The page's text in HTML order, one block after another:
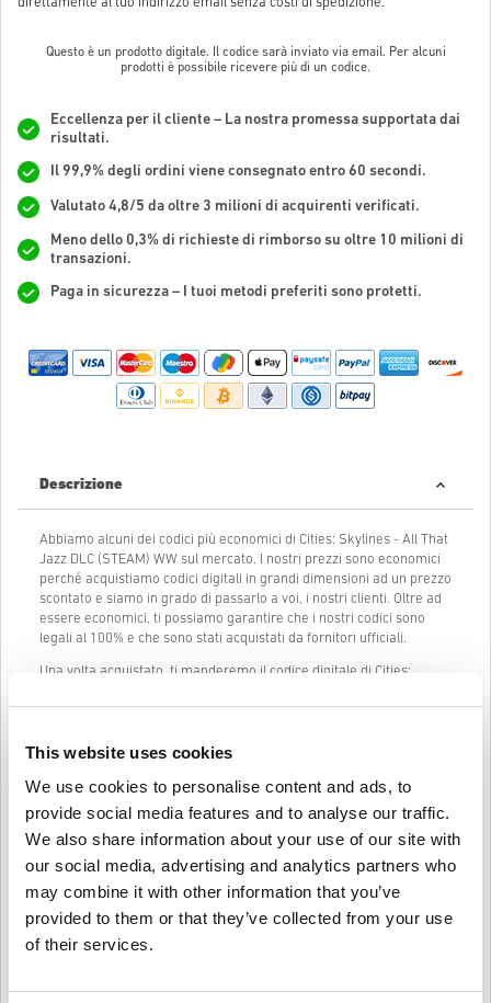
This website uses cookies
We use cookies to personalise content and ads, to
provide social media features and to analyse our traffic.
We also share information about your use of our site with
our social media, advertising and analytics partners who
may combine it with other information that you’ve
provided to them or that they’ve collected from your use
of their services.
Questo è un prodotto digitale. Il codice sarà inviato via email. Per alcuni
prodotti è possibile ricevere più di un codice.
Eccellenza per il cliente – La nostra promessa supportata dai
risultati.
Il 99,9% degli ordini viene consegnato entro 60 secondi.
Valutato 4,8/5 da oltre 3 milioni di acquirenti verificati.
Meno dello 0,3% di richieste di rimborso su oltre 10 milioni di
transazioni.
Paga in sicurezza – I tuoi metodi preferiti sono protetti.
Descrizione
Abbiamo alcuni dei codici più economici di Cities: Skylines - All That
Jazz DLC (STEAM) WW sul mercato. I nostri prezzi sono economici
perché acquistiamo codici digitali in grandi dimensioni ad un prezzo
scontato e siamo in grado di passarlo a voi, i nostri clienti. Oltre ad
essere economici, ti possiamo garantire che i nostri codici sono
legali al 100% e che sono stati acquistati da fornitori ufficiali.
Una volta acquistato, ti manderemo il codice digitale di Cities:
direttamente al tuo indirizzo mail precedentemente fornito.
La nostra Live Chat (24/7) e il nostro eccellente supporto clienti
sono sempre disponibili in caso ci fossero problemi o domande
riguardo al codice di Cities: Skylines - All That Jazz DLC (STEAM)
Il nostro sistema di acquisto facile che comprende solo 3 passaggi
richiede solamente un indirizzo email e un metodo di pagamento
valido, così da rendere il processo di acquisto di Cities: Skylines - All
That Jazz DLC (STEAM) WW da livecards.net veloce e facile.